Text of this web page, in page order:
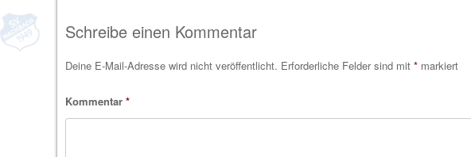
Post navigation
Schreibe einen Kommentar
Deine E-Mail-Adresse wird nicht veröffentlicht. Erforderliche Felder sind mit *markiert
Kommentar *